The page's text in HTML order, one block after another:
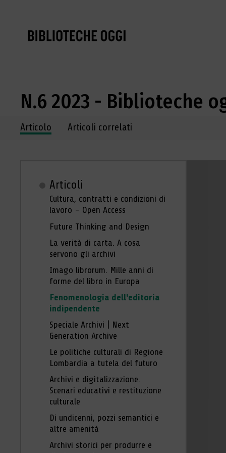
N.6 2023 - Biblioteche
Navigazione dei contenuti del fascicolo
Articolo Articoli correlati
Articoli
Cultura, contratti e condizioni di
lavoro - Open Access
Future Thinking and Design
La verità di carta. A cosa
servono gli archivi
Imago librorum. Mille anni di
forme del libro in Europa
Fenomenologia dell'editoria
indipendente
Speciale Archivi | Next
Generation Archive
Le politiche culturali di Regione
Lombardia a tutela del futuro
Archivi e digitalizzazione.
Scenari educativi e restituzione
culturale
Di undicenni, pozzi semantici e
altre amenità
Archivi storici per produrre e